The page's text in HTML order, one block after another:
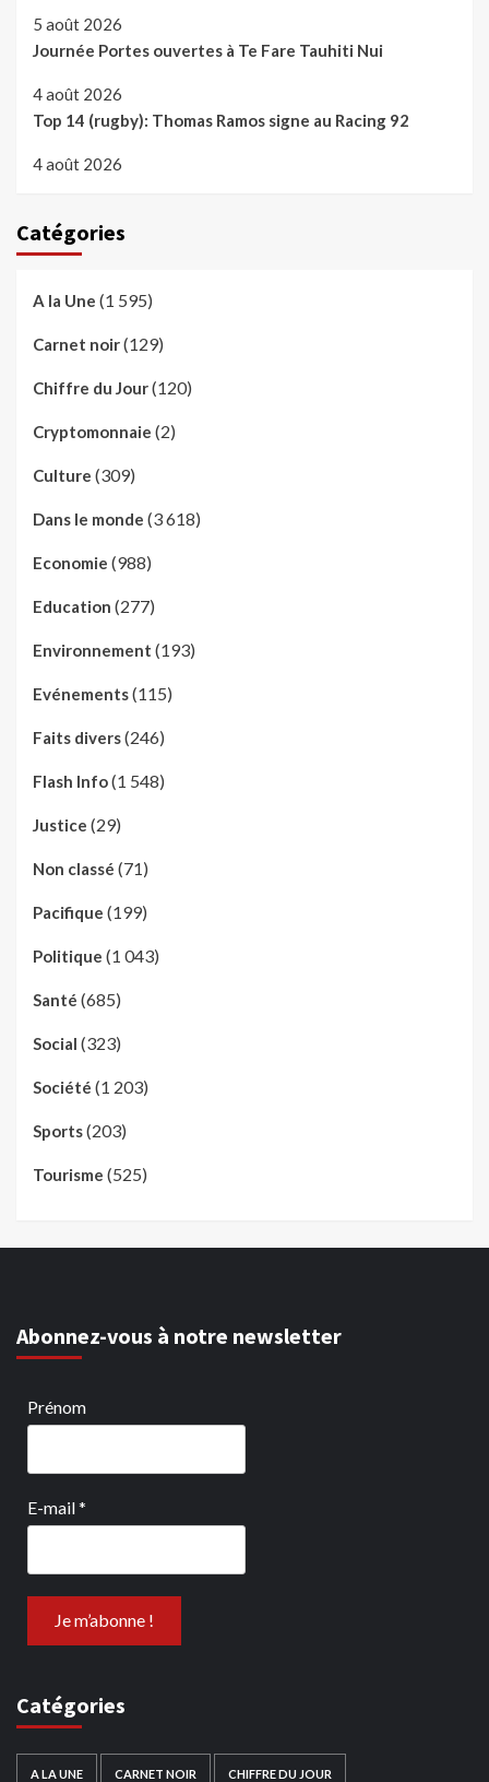
5 août 2026
Journée Portes ouvertes à Te Fare Tauhiti Nui
4 août 2026
Top 14 (rugby): Thomas Ramos signe au Racing 92
4 août 2026
Catégories
A la Une (1 595)
Carnet noir(129)
Chiffre du Jour(120)
Cryptomonnaie (2)
Culture (309)
Dans le monde (3 618)
Economie (988)
Education (277)
Environnement (193)
Evénements(115)
Faits divers(246)
Flash Info(1 548)
Justice (29)
Non classé (71)
Pacifique (199)
Politique (1 043)
Santé (685)
Social (323)
Société (1 203)
Sports(203)
Tourisme (525)
Abonnez-vous à notre newsletter
Prénom
E-mail*
Catégories
A LA UNE CARNET NOIR CHIFFRE DU JOUR